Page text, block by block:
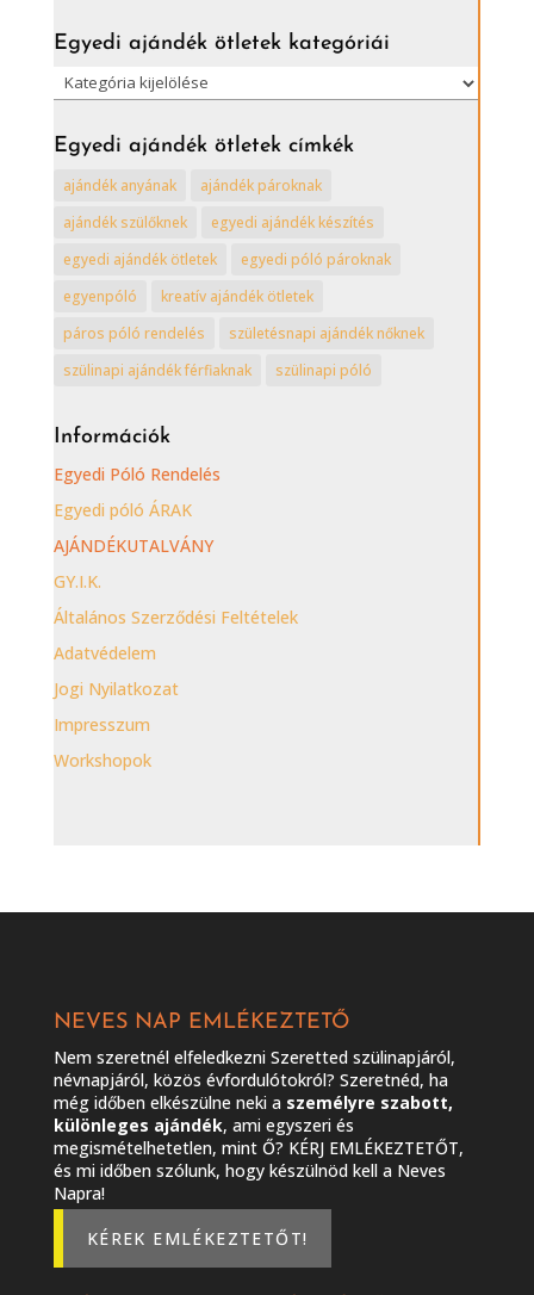
Egyedi ajándék ötletek kategóriái
Egyedi
ajándék
ötletek
kategóriái
Egyedi ajándék ötletek címkék
ajándék anyának
ajándék pároknak
ajándék szülőknek
egyedi ajándék készítés
egyedi ajándék ötletek
egyedi póló pároknak
egyenpóló
kreatív ajándék ötletek
páros póló rendelés
születésnapi ajándék nőknek
szülinapi ajándék férfiaknak
szülinapi póló
Információk
Egyedi Póló Rendelés
Egyedi póló ÁRAK
AJÁNDÉKUTALVÁNY
GY.I.K.
Általános Szerződési Feltételek
Adatvédelem
Jogi Nyilatkozat
Impresszum
Workshopok
NEVES NAP EMLÉKEZTETŐ
Nem szeretnél elfeledkezni Szeretted szülinapjáról,
névnapjáról, közös évfordulótokról? Szeretnéd, ha
még időben elkészülne neki a személyre szabott,
különleges ajándék, ami egyszeri és
megismételhetetlen, mint Ő? KÉRJ EMLÉKEZTETŐT,
és mi időben szólunk, hogy készülnöd kell a Neves
Napra!
KÉREK EMLÉKEZTETŐT!